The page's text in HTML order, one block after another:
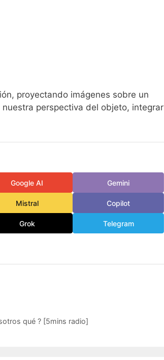
proyectando imágenes sobre un
perspectiva del objeto, integrar
Google AI Gemini
Mistral Copilot
Grok Telegram
qué ? [5mins radio]